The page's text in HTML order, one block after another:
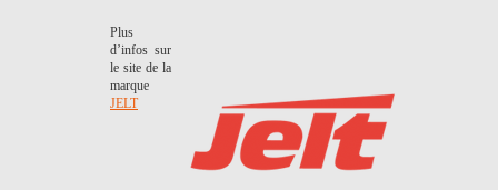
Plus
d’infos sur
le site de la
marque
JELT